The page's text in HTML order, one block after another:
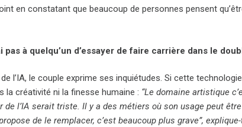
en constatant que beaucoup de personnes pensent
pas à quelqu’un d’essayer de faire carrière dans le
l’IA, le couple exprime ses inquiétudes. Si cette
la créativité ni la finesse humaine : “Le domaine artistique
de l’IA serait triste. Il y a des métiers où son usage peut
de le remplacer, c’est beaucoup plus grave”,